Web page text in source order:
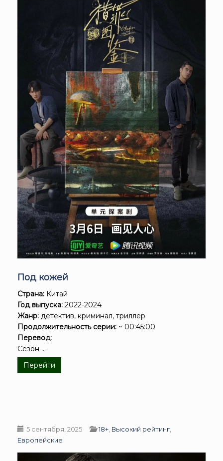
Под кожей
Страна: Китай
Год выпуска: 2022-2024
Жанр: детектив, криминал, триллер
Продолжительность серии: ~ 00:45:00
Перевод:
Сезон ...
Перейти
5 сентября, 2025 18+, Высокий рейтинг,
Европейские